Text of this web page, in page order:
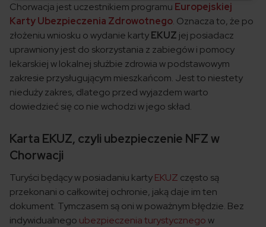
Chorwacja jest uczestnikiem programu Europejskiej
Karty Ubezpieczenia Zdrowotnego. Oznacza to, że po
złożeniu wniosku o wydanie kartyEKUZ jej posiadacz
uprawniony jest do skorzystania z zabiegów i pomocy
lekarskiej w lokalnej służbie zdrowia w podstawowym
zakresie przysługującym mieszkańcom. Jest to niestety
nieduży zakres, dlatego przed wyjazdem warto
dowiedzieć się co nie wchodzi w jego skład.
Karta EKUZ, czyli ubezpieczenie NFZ w
Chorwacji
Turyści będący w posiadaniu kartyEKUZ często są
przekonani o całkowitej ochronie, jaką daje im ten
dokument. Tymczasem są oni w poważnym błędzie. Bez
indywidualnego ubezpieczenia turystycznegow